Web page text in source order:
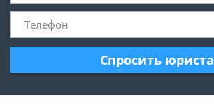
Спросить юриста